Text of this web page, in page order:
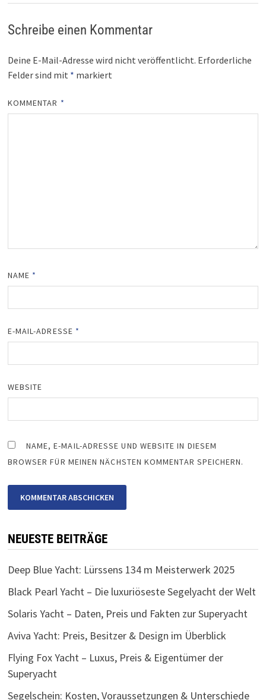
Schreibe einen Kommentar
Deine E-Mail-Adresse wird nicht veröffentlicht. Erforderliche
Felder sind mit * markiert
KOMMENTAR *
NAME *
E-MAIL-ADRESSE *
WEBSITE
NAME, E-MAIL-ADRESSE UND WEBSITE IN DIESEM
BROWSER FÜR MEINEN NÄCHSTEN KOMMENTAR SPEICHERN.
NEUESTE BEITRÄGE
Deep Blue Yacht: Lürssens 134 m Meisterwerk 2025
Black Pearl Yacht – Die luxuriöseste Segelyacht der Welt
Solaris Yacht – Daten, Preis und Fakten zur Superyacht
Aviva Yacht: Preis, Besitzer & Design im Überblick
Flying Fox Yacht – Luxus, Preis & Eigentümer der
Superyacht
Segelschein: Kosten, Voraussetzungen & Unterschiede